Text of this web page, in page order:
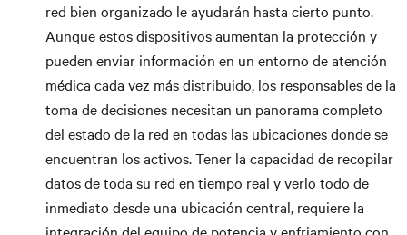
red bien organizado le ayudarán hasta cierto punto.
Aunque estos dispositivos aumentan la protección y
pueden enviar información en un entorno de atención
médica cada vez más distribuido, los responsables de la
toma de decisiones necesitan un panorama completo
del estado de la red en todas las ubicaciones donde se
encuentran los activos. Tener la capacidad de recopilar
datos de toda su red en tiempo real y verlo todo de
inmediato desde una ubicación central, requiere la